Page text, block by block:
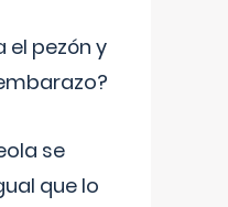
el pezón y
se
que lo